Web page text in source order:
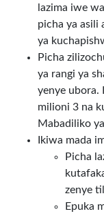
lazima iwe
picha ya asili
ya
Picha
ya rangi ya
yenye ubora.
milioni 3 na
Mabadiliko
Ikiwa mada
Picha
zenye
Epuka